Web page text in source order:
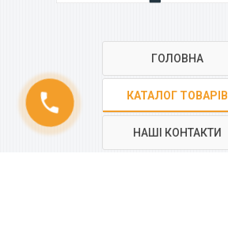
phone
ГОЛОВНА
КАТАЛОГ ТОВАРІВ
НАШІ КОНТАКТИ